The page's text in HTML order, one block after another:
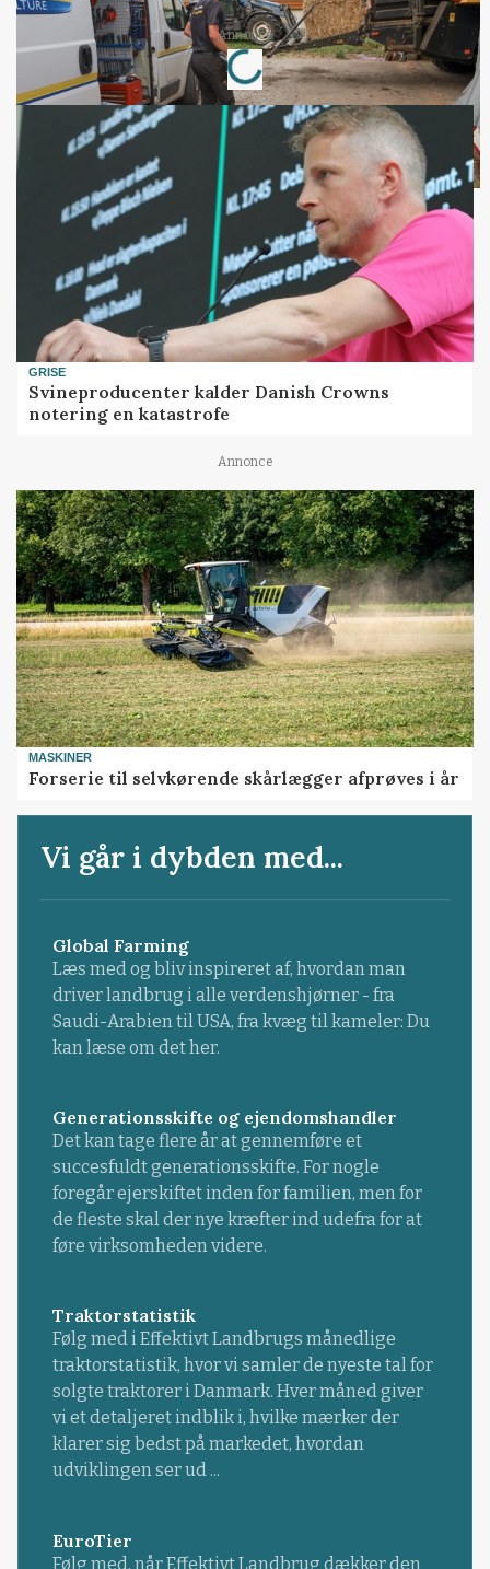
Annonce
Loading...
GRISE
Svineproducenter kalder Danish Crowns
notering en katastrofe
Annonce
MASKINER
Forserie til selvkørende skårlægger afprøves i år
Vi går i dybden med...
Global Farming
Læs med og bliv inspireret af, hvordan man
driver landbrug i alle verdenshjørner - fra
Saudi-Arabien til USA, fra kvæg til kameler: Du
kan læse om det her.
Generationsskifte og ejendomshandler
Det kan tage flere år at gennemføre et
succesfuldt generationsskifte. For nogle
foregår ejerskiftet inden for familien, men for
de fleste skal der nye kræfter ind udefra for at
føre virksomheden videre.
Traktorstatistik
Følg med i Effektivt Landbrugs månedlige
traktorstatistik, hvor vi samler de nyeste tal for
solgte traktorer i Danmark. Hver måned giver
vi et detaljeret indblik i, hvilke mærker der
klarer sig bedst på markedet, hvordan
udviklingen ser ud ...
EuroTier
Følg med, når Effektivt Landbrug dækker den